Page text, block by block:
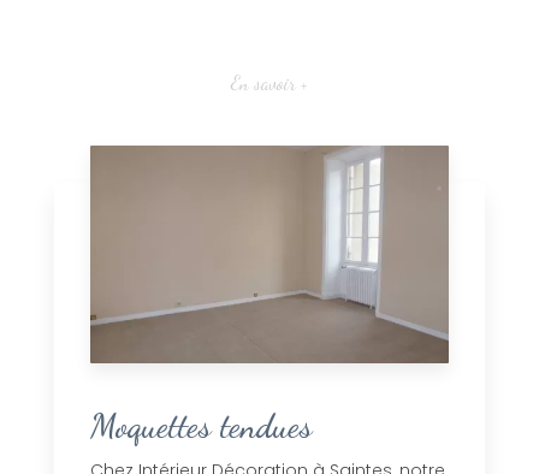
En savoir +
Moquettes tendues